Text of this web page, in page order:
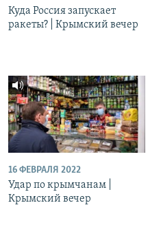
Куда Россия запускает
ракеты? | Крымский вечер
16 ФЕВРАЛЯ 2022
Удар по крымчанам |
Крымский вечер